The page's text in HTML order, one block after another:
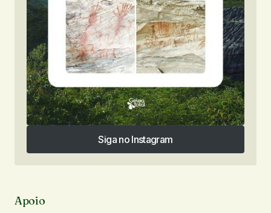
Siga no Instagram
Siga no Instagram
Apoio